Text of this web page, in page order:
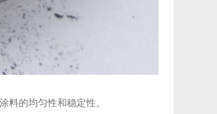
料的均匀性和稳定性‌。